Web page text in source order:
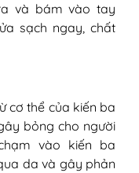
và bám vào tay
sạch ngay, chất
cơ thể của kiến ba
bỏng cho người
vào kiến ba
da và gây phản